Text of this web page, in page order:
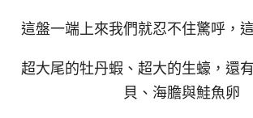
這盤一端上來我們就忍不住驚呼，
超大尾的牡丹蝦、超大的生蠔，還
貝、海膽與鮭魚卵